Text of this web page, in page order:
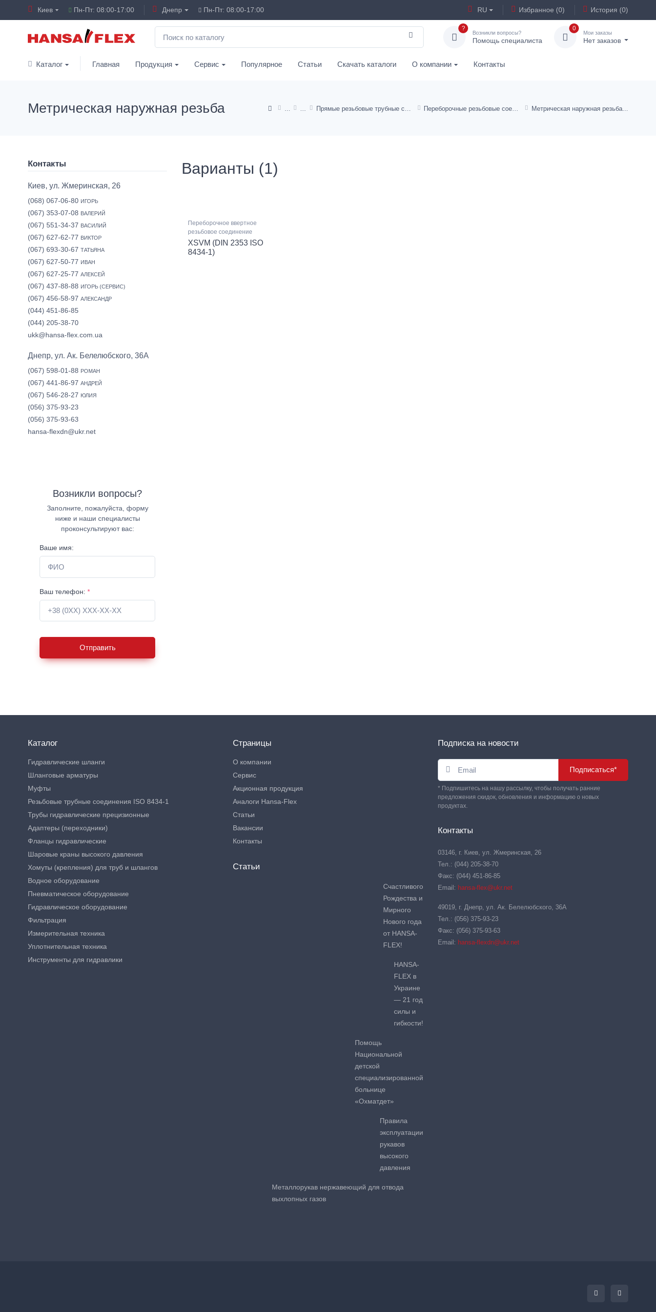
Киев Пн-Пт: 08:00-17:00 Днепр Пн-Пт: 08:00-17:00 RU Избранное (0) История (0)
?
Возникли вопросы?
Помощь специалиста
0
Мои заказы
Нет заказов
Каталог Главная Продукция Сервис Популярное Статьи Скачать каталоги О компании Контакты
Прямые резьбовые трубные соединения Переборочные резьбовые соединения Метрическая наружная резьба
Метрическая наружная резьба
Варианты (1)
Переборочное ввертное
резьбовое соединение
XSVM (DIN 2353 ISO
8434-1)
Контакты
Киев, ул. Жмеринская, 26
(068) 067-06-80 ИГОРЬ
(067) 353-07-08 ВАЛЕРИЙ
(067) 551-34-37 ВАСИЛИЙ
(067) 627-62-77 ВИКТОР
(067) 693-30-67 ТАТЬЯНА
(067) 627-50-77 ИВАН
(067) 627-25-77 АЛЕКСЕЙ
(067) 437-88-88 ИГОРЬ (СЕРВИС)
(067) 456-58-97 АЛЕКСАНДР
(044) 451-86-85
(044) 205-38-70
ukk@hansa-flex.com.ua
Днепр, ул. Ак. Белелюбского, 36А
(067) 598-01-88 РОМАН
(067) 441-86-97 АНДРЕЙ
(067) 546-28-27 ЮЛИЯ
(056) 375-93-23
(056) 375-93-63
hansa-flexdn@ukr.net
Возникли вопросы?
Заполните, пожалуйста, форму
ниже и наши специалисты
проконсультируют вас:
Ваше имя:
Ваш телефон: *
Отправить
Каталог
Гидравлические шланги
Шланговые арматуры
Муфты
Резьбовые трубные соединения ISO 8434-1
Трубы гидравлические прецизионные
Адаптеры (переходники)
Фланцы гидравлические
Шаровые краны высокого давления
Хомуты (крепления) для труб и шлангов
Водное оборудование
Пневматическое оборудование
Гидравлическое оборудование
Фильтрация
Измерительная техника
Уплотнительная техника
Инструменты для гидравлики
Страницы
О компании
Сервис
Акционная продукция
Аналоги Hansa-Flex
Статьи
Вакансии
Контакты
Статьи
Счастливого
Рождества и
Мирного
Нового года
от HANSA-
FLEX!
HANSA-
FLEX в
Украине
— 21 год
силы и
гибкости!
Помощь
Национальной
детской
специализированной
больнице
«Охматдет»
Правила
эксплуатации
рукавов
высокого
давления
Металлорукав нержавеющий для отвода
выхлопных газов
Подписка на новости
Подписаться*
* Подпишитесь на нашу рассылку, чтобы получать ранние
предложения скидок, обновления и информацию о новых
продуктах.
Контакты
03146, г. Киев, ул. Жмеринская, 26
Тел.: (044) 205-38-70
Факс: (044) 451-86-85
Email: hansa-flex@ukr.net
49019, г. Днепр, ул. Ак. Белелюбского, 36А
Тел.: (056) 375-93-23
Факс: (056) 375-93-63
Email: hansa-flexdn@ukr.net